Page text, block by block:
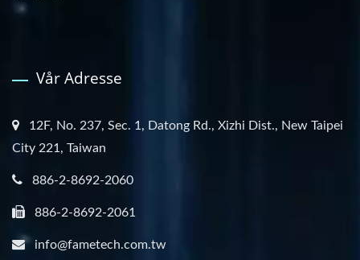
Vår Adresse
12F, No. 237, Sec. 1, Datong Rd., Xizhi Dist., New Taipei
City 221, Taiwan
886-2-8692-2060
886-2-8692-2061
info@fametech.com.tw